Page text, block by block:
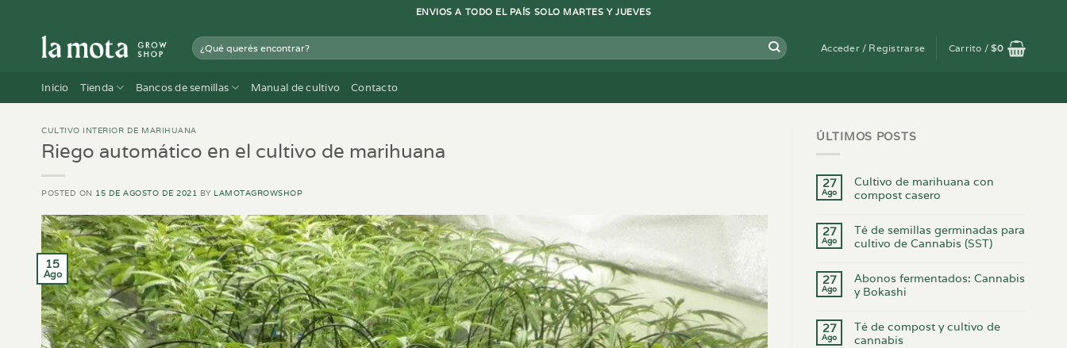
contenido
ENVIOS A TODO EL PAÍS SOLO MARTES Y JUEVES
Buscar
por:
Acceder / Registrarse Carrito /$0
Inicio Tienda Bancos de semillas Manual de cultivo Contacto
CULTIVO INTERIOR DE MARIHUANA
Riego automático en el cultivo de marihuana
POSTED ON 15 DE AGOSTO DE 2021 BY LAMOTAGROWSHOP
15
Ago
ÚLTIMOS POSTS
27
Ago
Cultivo de marihuana con
compost casero
27
Ago
Té de semillas germinadas para
cultivo de Cannabis (SST)
27
Ago
Abonos fermentados: Cannabis
y Bokashi
27
Ago
Té de compost y cultivo de
cannabis